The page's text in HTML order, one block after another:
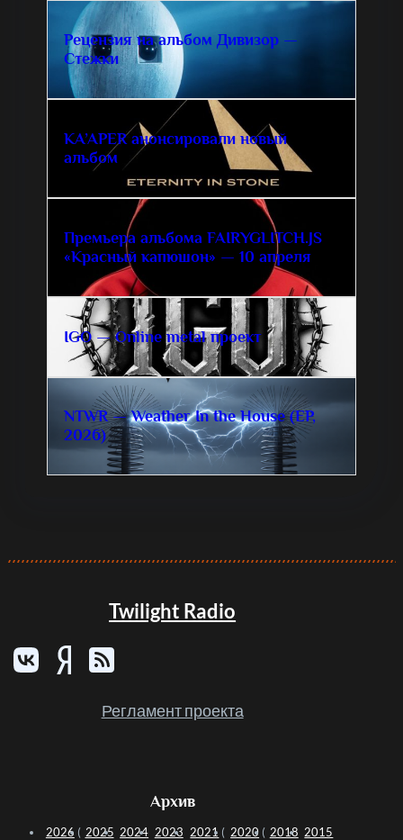
Рецензия на альбом Дивизор —
Стежки
KA’APER анонсировали новый
альбом
Премьера альбома FAIRYGLITCH.JS
«Красный капюшон» — 10 апреля
IGO — Online metal проект
NTWR — Weather In the House (EP,
2026)
Twilight Radio
Регламент проекта
Архив
2026 ( 2025 2024 2023 2021 ( 2020 ( 2018 2015